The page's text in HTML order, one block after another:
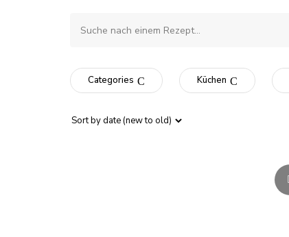
Categories Küchen